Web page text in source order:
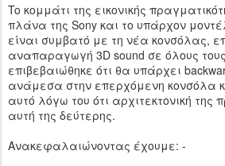
To κομμάτι της εικονικής
πλάνα της Sony και το υπάρχον
είναι συμβατό με τη νέα κονσόλας,
αναπαραγωγή 3D sound σε όλους
επιβεβαιώθηκε ότι θα υπάρχει
ανάμεσα στην επερχόμενη κονσόλα
αυτό λόγω του ότι αρχιτεκτονική της
αυτή της δεύτερης.
Ανακεφαλαιώνοντας έχουμε: -